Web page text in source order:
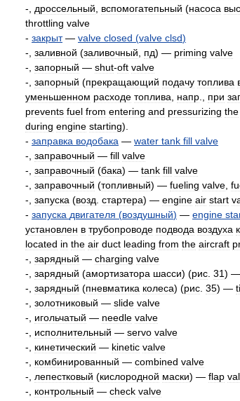
-, дроссельный вспомогатепьный (насоса
throttling valve
- закрыт— valve closed (valve clsd)
-, заливной (заливочный пд) — priming valve
-, запорный — shut-oft valve
-, запорный (прекращающий подачу топлива
уменьшенном расходе топлива напр при
prevents fuel from entering and pressurizing the
during engine starting).
- заправка водобака — water tank fill valve
-, заправочный — fill valve
-, заправочный (бака) — tank fill valve
-, заправочный (топливный) — fueling valve
-, запуска (возд стартера) — engine air start
- запуска двигателя (воздушный) — engine
установлен в трубопроводе подвода воздуха к
located in the air duct leading from the aircraft
-, зарядный — charging valve
-, зарядный (амортизатора шасси) (рис 31) —
-, зарядный (пневматика колеса) (рис 35) —
-, золотниковый — slide valve
-, игольчатый — needle valve
-, исполнительный — servo valve
-, кинетический — kinetic valve
-, комбинированный — combined valve
-, лепестковый (кислородной маски) — flap
-, контрольный — check valve